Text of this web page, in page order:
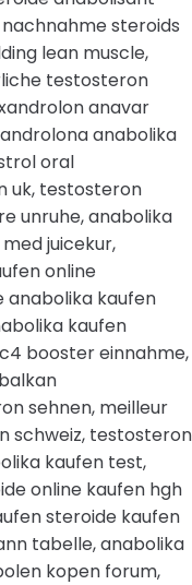
steroids
lean muscle,
testosteron
anavar
anabolika
oral
uk, testosteron
unruhe, anabolika
juicekur,
online
anabolika kaufen
kaufen
booster einnahme,
sehnen, meilleur
schweiz, testosteron
kaufen test,
online kaufen hgh
steroide kaufen
tabelle, anabolika
kopen forum,